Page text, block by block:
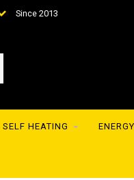
SELF HEATING ENERGY